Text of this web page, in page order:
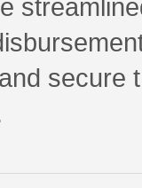
secure